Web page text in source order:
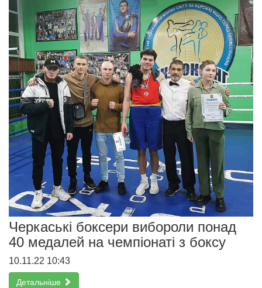
Черкаські боксери вибороли понад
40 медалей на чемпіонаті з боксу
10.11.22 10:43
Детальніше